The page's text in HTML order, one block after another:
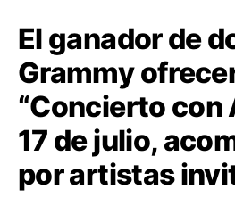
El ganador de
Grammy
“Concierto con
17 de julio,
por artistas